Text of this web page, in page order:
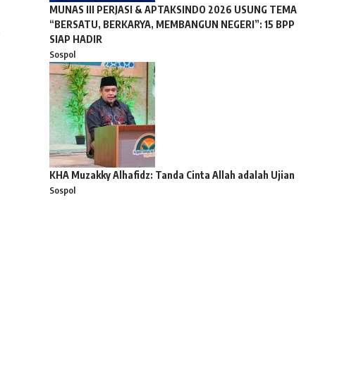
MUNAS III PERJASI & APTAKSINDO 2026 USUNG TEMA
“BERSATU, BERKARYA, MEMBANGUN NEGERI”: 15 BPP
SIAP HADIR
Sospol
KHA Muzakky Alhafidz: Tanda Cinta Allah adalah Ujian
Sospol